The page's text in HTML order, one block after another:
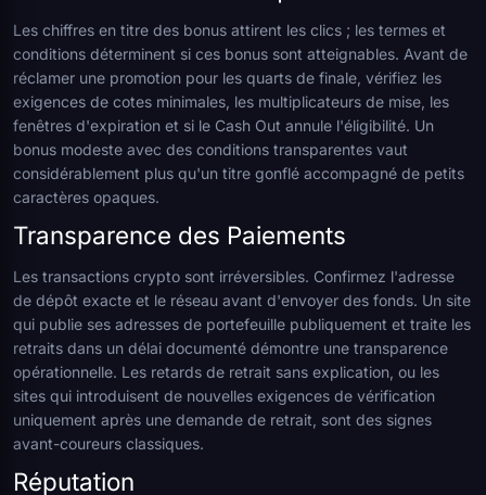
Les chiffres en titre des bonus attirent les clics ; les termes et
conditions déterminent si ces bonus sont atteignables. Avant de
réclamer une promotion pour les quarts de finale, vérifiez les
exigences de cotes minimales, les multiplicateurs de mise, les
fenêtres d'expiration et si le Cash Out annule l'éligibilité. Un
bonus modeste avec des conditions transparentes vaut
considérablement plus qu'un titre gonflé accompagné de petits
caractères opaques.
Transparence des Paiements
Les transactions crypto sont irréversibles. Confirmez l'adresse
de dépôt exacte et le réseau avant d'envoyer des fonds. Un site
qui publie ses adresses de portefeuille publiquement et traite les
retraits dans un délai documenté démontre une transparence
opérationnelle. Les retards de retrait sans explication, ou les
sites qui introduisent de nouvelles exigences de vérification
uniquement après une demande de retrait, sont des signes
avant-coureurs classiques.
Réputation